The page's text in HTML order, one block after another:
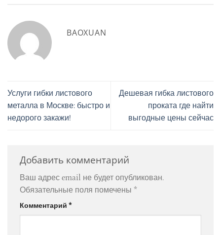
BAOXUAN
Услуги гибки листового
металла в Москве: быстро и
недорого закажи!
Дешевая гибка листового
проката где найти
выгодные цены сейчас
Добавить комментарий
Ваш адрес email не будет опубликован.
Обязательные поля помечены *
Комментарий *